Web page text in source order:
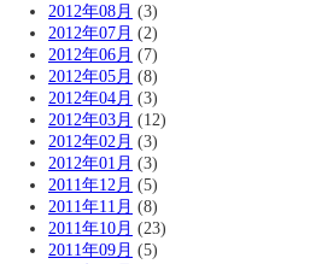
2012年08月 (3)
2012年07月 (2)
2012年06月 (7)
2012年05月 (8)
2012年04月 (3)
2012年03月 (12)
2012年02月 (3)
2012年01月 (3)
2011年12月 (5)
2011年11月 (8)
2011年10月 (23)
2011年09月 (5)